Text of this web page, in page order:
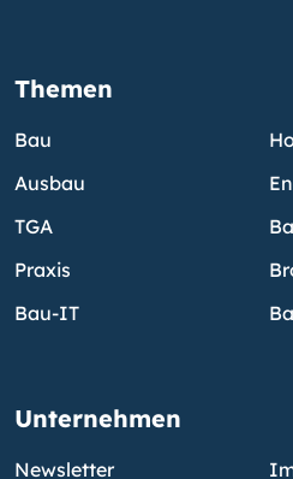
Themen
Bau
Ausbau
TGA
Praxis
Bau-IT
Unternehmen
Newsletter